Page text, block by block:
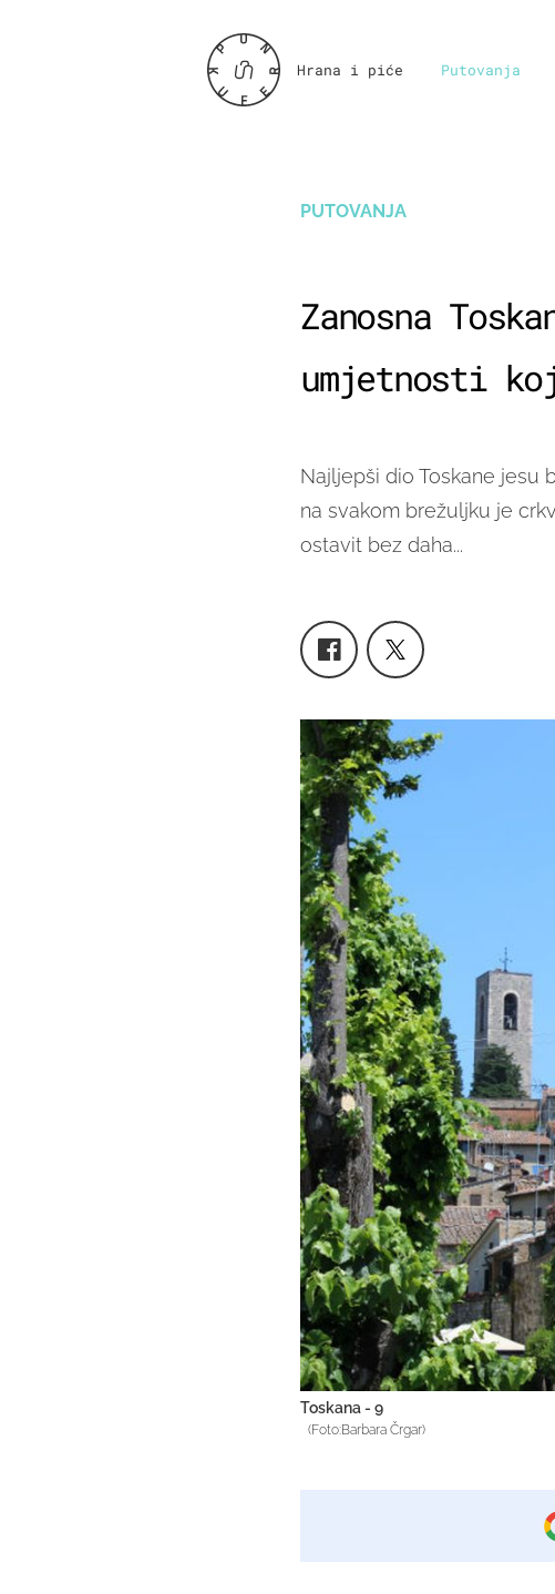
Hrana i piće Putovanja
PUTOVANJA
Zanosna
umjetnosti
Najljepši dio Toskane jesu
na svakom brežuljku je
ostavit bez daha...
Toskana - 9
(Foto:Barbara Črgar)